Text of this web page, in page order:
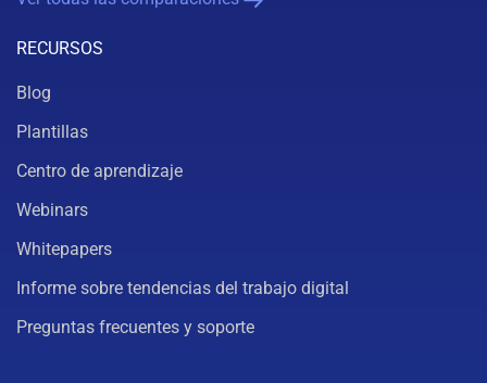
RECURSOS
Blog
Plantillas
Centro de aprendizaje
Webinars
Whitepapers
Informe sobre tendencias del trabajo digital
Preguntas frecuentes y soporte